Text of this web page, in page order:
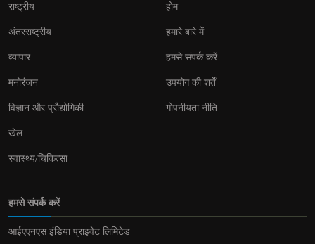
राष्ट्रीय
अंतरराष्ट्रीय
व्यापार
मनोरंजन
विज्ञान और प्रौद्योगिकी
खेल
स्वास्थ्य/चिकित्सा
होम
हमारे बारे में
हमसे संपर्क करें
उपयोग की शर्तें
गोपनीयता नीति
हमसे संपर्क करें
आईएएनएस इंडिया प्राइवेट लिमिटेड